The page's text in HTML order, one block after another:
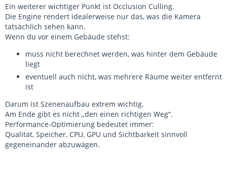
Ein weiterer wichtiger Punkt ist Occlusion Culling.
Die Engine rendert idealerweise nur das, was die Kamera
tatsächlich sehen kann.
Wenn du vor einem Gebäude stehst:
muss nicht berechnet werden, was hinter dem Gebäude
liegt
eventuell auch nicht, was mehrere Räume weiter entfernt
ist
Darum ist Szenenaufbau extrem wichtig.
Am Ende gibt es nicht „den einen richtigen Weg“.
Performance-Optimierung bedeutet immer:
Qualität, Speicher, CPU, GPU und Sichtbarkeit sinnvoll
gegeneinander abzuwägen.